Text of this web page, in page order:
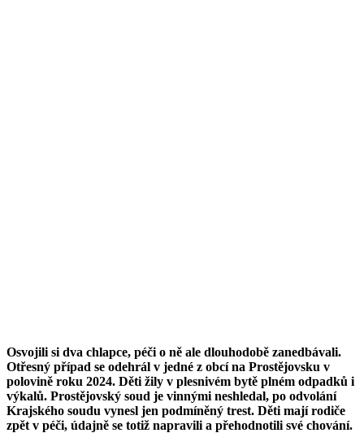
Osvojili si dva chlapce, péči o ně ale dlouhodobě zanedbávali.
Otřesný případ se odehrál v jedné z obcí na Prostějovsku v
polovině roku 2024. Děti žily v plesnivém bytě plném odpadků i
výkalů. Prostějovský soud je vinnými neshledal, po odvolání
Krajského soudu vynesl jen podmíněný trest. Děti mají rodiče
zpět v péči, údajně se totiž napravili a přehodnotili své chování.